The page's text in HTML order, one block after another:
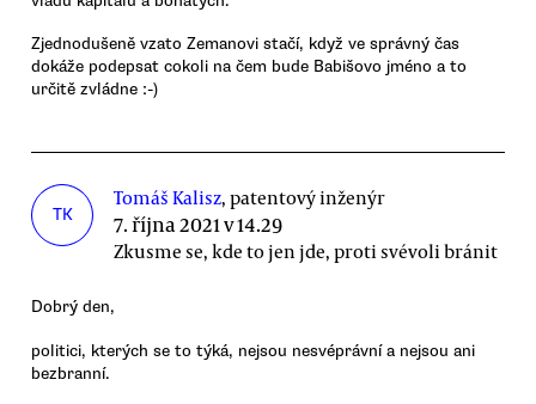
Zjednodušeně vzato Zemanovi stačí, když ve správný čas
dokáže podepsat cokoli na čem bude Babišovo jméno a to
určitě zvládne :-)
TK
Tomáš Kalisz, patentový inženýr
7. října 2021 v 14.29
Zkusme se, kde to jen jde, proti svévoli bránit
Dobrý den,
politici, kterých se to týká, nejsou nesvéprávní a nejsou ani
bezbranní.